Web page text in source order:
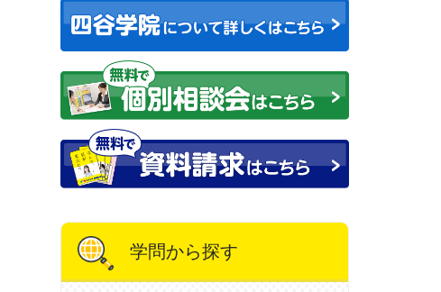
学問から探す